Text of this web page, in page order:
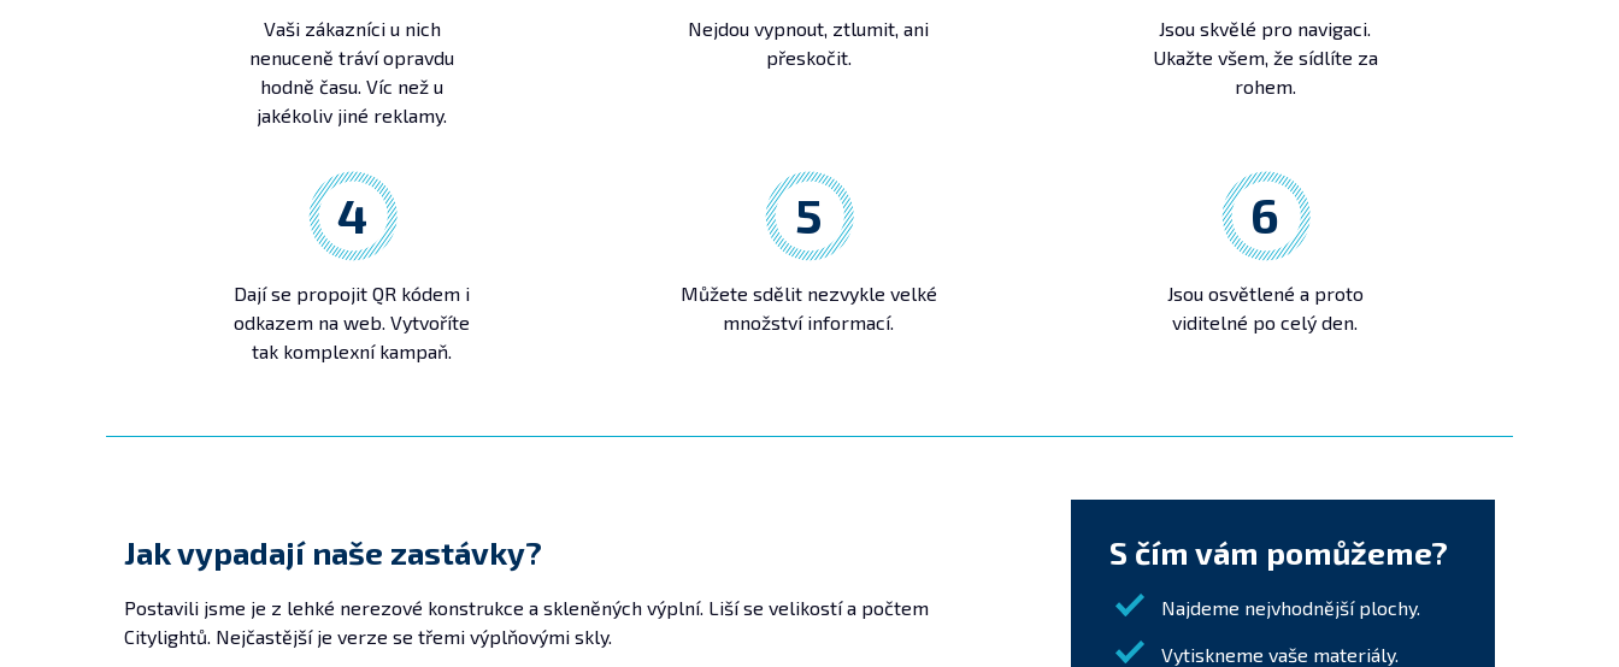
Vaši zákazníci u nich
nenuceně tráví opravdu
hodně času. Víc než u
jakékoliv jiné reklamy.
Nejdou vypnout, ztlumit, ani
přeskočit.
Jsou skvělé pro navigaci.
Ukažte všem, že sídlíte za
rohem.
4
Dají se propojit QR kódem i
odkazem na web. Vytvoříte
tak komplexní kampaň.
5
Můžete sdělit nezvykle velké
množství informací.
6
Jsou osvětlené a proto
viditelné po celý den.
Jak vypadají naše zastávky?
Postavili jsme je z lehké nerezové konstrukce a skleněných výplní. Liší se velikostí a počtem
Citylightů. Nejčastější je verze se třemi výplňovými skly.
S čím vám pomůžeme?
Najdeme nejvhodnější plochy.
Vytiskneme vaše materiály.